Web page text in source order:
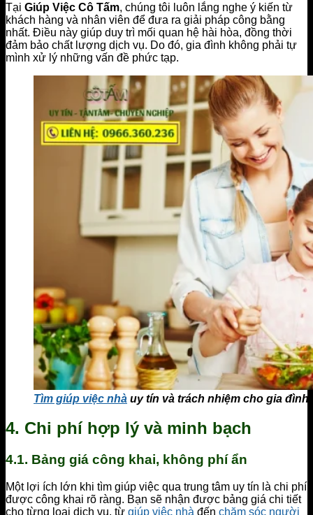
Tại Giúp Việc Cô Tấm, chúng tôi luôn lắng nghe ý kiến từ
khách hàng và nhân viên để đưa ra giải pháp công bằng
nhất. Điều này giúp duy trì mối quan hệ hài hòa, đồng thời
đảm bảo chất lượng dịch vụ. Do đó, gia đình không phải tự
mình xử lý những vấn đề phức tạp.
Tìm giúp việc nhà uy tín và trách nhiệm cho gia đình
4. Chi phí hợp lý và minh bạch
4.1. Bảng giá công khai, không phí ẩn
Một lợi ích lớn khi tìm giúp việc qua trung tâm uy tín là chi phí
được công khai rõ ràng. Bạn sẽ nhận được bảng giá chi tiết
cho từng loại dịch vụ, từ giúp việc nhà đến chăm sóc người